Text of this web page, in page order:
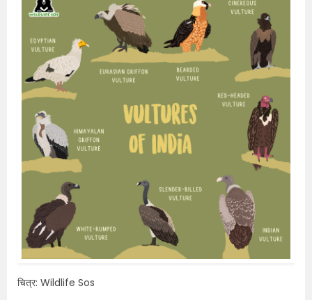
चित्र: Wildlife Sos